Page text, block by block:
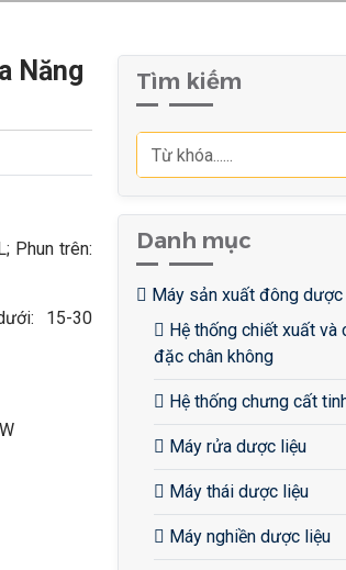
Năng
Phun trên:
15-30
Tìm kiếm
Danh mục
Máy sản xuất đông dược
Hệ thống chiết xuất và
đặc chân không
Hệ thống chưng cất
Máy rửa dược liệu
Máy thái dược liệu
Máy nghiền dược liệu